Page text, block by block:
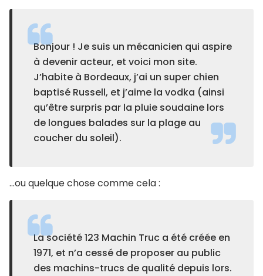
Bonjour ! Je suis un mécanicien qui aspire
à devenir acteur, et voici mon site.
J’habite à Bordeaux, j’ai un super chien
baptisé Russell, et j’aime la vodka (ainsi
qu’être surpris par la pluie soudaine lors
de longues balades sur la plage au
coucher du soleil).
…ou quelque chose comme cela :
La société 123 Machin Truc a été créée en
1971, et n’a cessé de proposer au public
des machins-trucs de qualité depuis lors.